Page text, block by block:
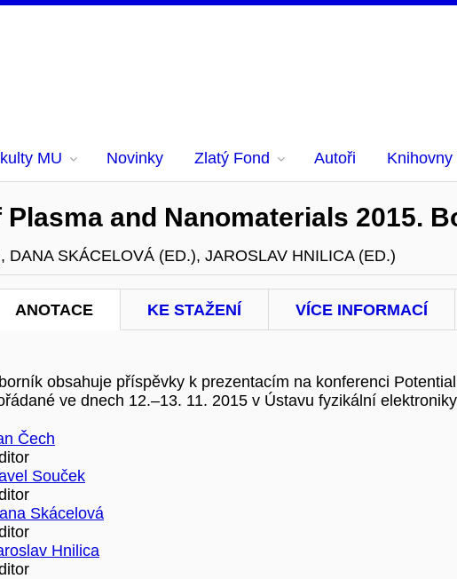
MU Novinky Zlatý Fond Autoři Knihovny
and Nanomaterials 2015.
SKÁCELOVÁ (ED.), JAROSLAV HNILICA (ED.)
ANOTACE KE STAŽENÍ VÍCE INFORMACÍ
obsahuje příspěvky k prezentacím na konferenci
ve dnech 12.–13. 11. 2015 v Ústavu fyzikální
Čech
Souček
Skácelová
Hnilica